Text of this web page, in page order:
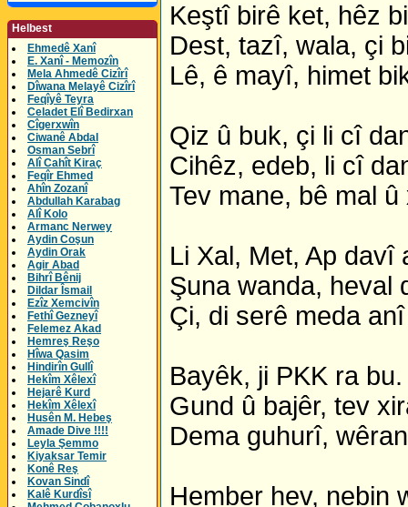
Helbest
Ehmedê Xanî
E. Xanî - Memozîn
Mela Ahmedê Cizîrî
Dîwana Melayê Cizîrî
Feqîyê Teyra
Celadet Elî Bedirxan
Cîgerxwîn
Ciwanê Abdal
Osman Sebrî
Alî Cahît Kiraç
Feqîr Ehmed
Ahîn Zozanî
Abdullah Karabag
Alî Kolo
Armanc Nerwey
Aydin Coşun
Aydin Orak
Agir Abad
Bihrî Bênij
Dildar Îsmail
Ezîz Xemcivîn
Fethî Gezneyî
Felemez Akad
Hemreş Reşo
Hîwa Qasim
Hindirîn Gullî
Hekîm Xêlexî
Hejarê Kurd
Hekîm Xêlexî
Husên M. Hebeş
Amade Dive !!!!
Leyla Şemmo
Kiyaksar Temir
Konê Reş
Kovan Sindî
Kalê Kurdîsî
Keştî birê ket, hêz
Dest, tazî, wala, çi
Lê, ê mayî, himet
Qiz û buk, çi li cî
Cihêz, edeb, li cî
Tev mane, bê mal û
Li Xal, Met, Ap davî
Şuna wanda, heval
Çi, di serê meda
Bayêk, ji PKK ra bu.
Gund û bajêr, tev
Dema guhurî,
Hember hev, nebin